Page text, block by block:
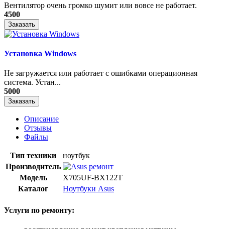
Вентилятор очень громко шумит или вовсе не работает.
4500
Заказать
Установка Windows
Не загружается или работает с ошибками операционная
система. Устан...
5000
Заказать
Описание
Отзывы
Файлы
Тип техники
ноутбук
Производитель
Модель
X705UF-BX122T
Каталог
Ноутбуки Asus
Услуги по ремонту: